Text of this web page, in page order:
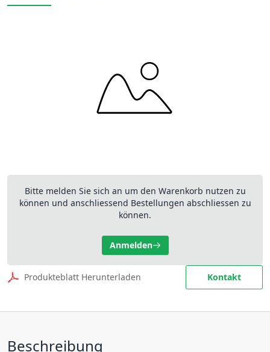
Bitte melden Sie sich an um den Warenkorb nutzen zu
können und anschliessend Bestellungen abschliessen zu
können.
Anmelden
Produkteblatt Herunterladen Kontakt
Beschreibung